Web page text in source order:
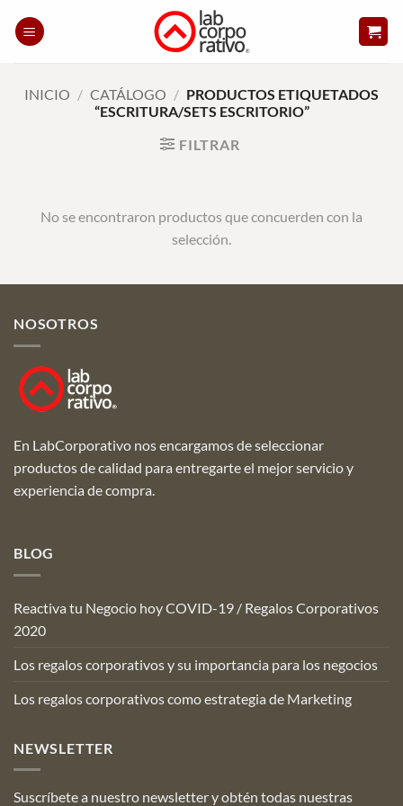
INICIO / CATÁLOGO / PRODUCTOS ETIQUETADOS
“ESCRITURA/SETS ESCRITORIO”
FILTRAR
No se encontraron productos que concuerden con la
selección.
NOSOTROS
En LabCorporativo nos encargamos de seleccionar
productos de calidad para entregarte el mejor servicio y
experiencia de compra.
BLOG
Reactiva tu Negocio hoy COVID-19 / Regalos Corporativos
2020
Los regalos corporativos y su importancia para los negocios
Los regalos corporativos como estrategia de Marketing
NEWSLETTER
Suscríbete a nuestro newsletter y obtén todas nuestras